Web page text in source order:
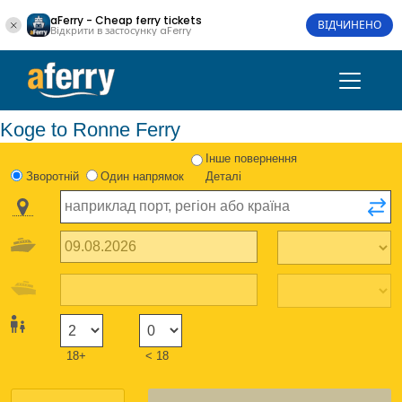
aFerry - Cheap ferry tickets
Відкрити в застосунку aFerry ВІДЧИНЕНО
Koge to Ronne Ferry
Зворотній Один напрямок
Інше повернення
Деталі
18+ < 18